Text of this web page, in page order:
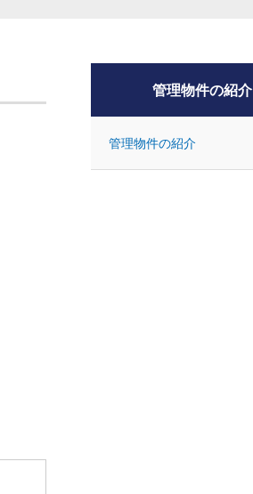
管理物件の紹介
管理物件の紹介